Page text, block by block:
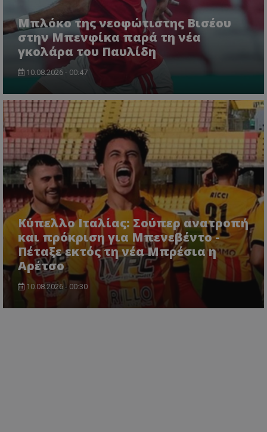
Μπλόκο της νεοφώτιστης Βισέου
στην Μπενφίκα παρά τη νέα
γκολάρα του Παυλίδη
10.08.2026 - 00:47
Κύπελλο Ιταλίας: Σούπερ ανατροπή
και πρόκριση για Μπενεβέντο -
Πέταξε εκτός τη νέα Μπρέσια η
Αρέτσο
10.08.2026 - 00:30